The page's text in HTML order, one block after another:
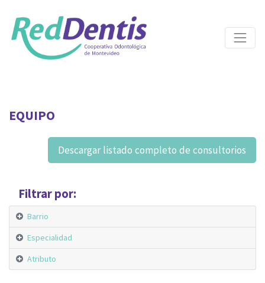
EQUIPO
Descargar listado completo de consultorios
Filtrar por:
Barrio
Especialidad
Atributo